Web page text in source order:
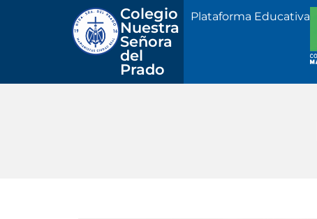
Colegio
Nuestra
Señora
del
Prado
Plataforma Educativa